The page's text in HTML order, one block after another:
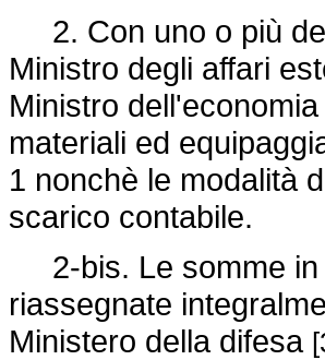
2. Con uno o più
Ministro degli affari
Ministro
materiali ed
1 nonchè le modalità
scarico contabile.
2-bis. Le somme in
riassegnate
Ministero della difesa